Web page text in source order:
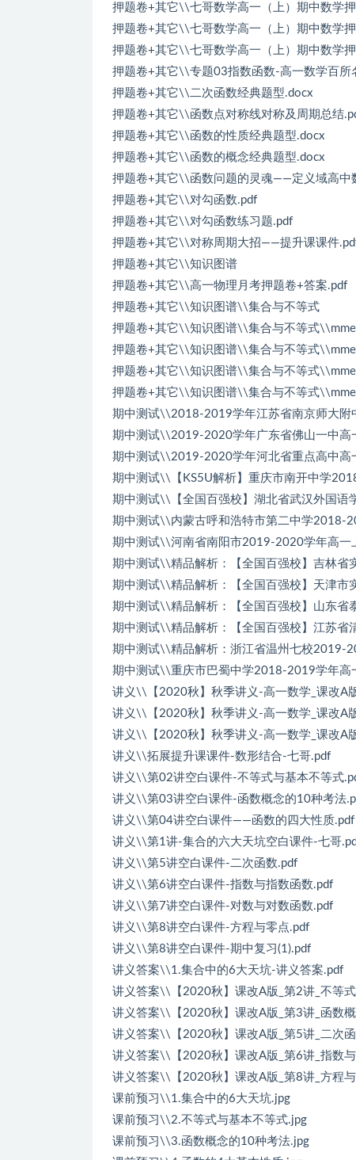
押题卷+其它\\七哥数学高一（上）期中数学
押题卷+其它\\七哥数学高一（上）期中数学
押题卷+其它\\七哥数学高一（上）期中数学
押题卷+其它\\专题03指数函数-高一数学百
押题卷+其它\\二次函数经典题型.docx
押题卷+其它\\函数点对称线对称及周期总结
押题卷+其它\\函数的性质经典题型.docx
押题卷+其它\\函数的概念经典题型.docx
押题卷+其它\\函数问题的灵魂——定义域高中
押题卷+其它\\对勾函数.pdf
押题卷+其它\\对勾函数练习题.pdf
押题卷+其它\\对称周期大招——提升课课件
押题卷+其它\\知识图谱
押题卷+其它\\高一物理月考押题卷+答案.pdf
押题卷+其它\\知识图谱\\集合与不等式
押题卷+其它\\知识图谱\\集合与不等式
押题卷+其它\\知识图谱\\集合与不等式
押题卷+其它\\知识图谱\\集合与不等式
押题卷+其它\\知识图谱\\集合与不等式
期中测试\\2018-2019学年江苏省南京师大附
期中测试\\2019-2020学年广东省佛山一中高
期中测试\\2019-2020学年河北省重点高中高
期中测试\\【KS5U解析】重庆市南开中学
期中测试\\【全国百强校】湖北省武汉外国语
期中测试\\内蒙古呼和浩特市第二中学2018-
期中测试\\河南省南阳市2019-2020学年高一
期中测试\\精品解析：【全国百强校】吉林省
期中测试\\精品解析：【全国百强校】天津市
期中测试\\精品解析：【全国百强校】山东省
期中测试\\精品解析：【全国百强校】江苏省
期中测试\\精品解析：浙江省温州七校2019-
期中测试\\重庆市巴蜀中学2018-2019学年高
讲义\\【2020秋】秋季讲义-高一数学_课改A
讲义\\【2020秋】秋季讲义-高一数学_课改A
讲义\\【2020秋】秋季讲义-高一数学_课改A
讲义\\拓展提升课课件-数形结合-七哥.pdf
讲义\\第02讲空白课件-不等式与基本不等式
讲义\\第03讲空白课件-函数概念的10种考法
讲义\\第04讲空白课件——函数的四大性质.pdf
讲义\\第1讲-集合的六大天坑空白课件-七哥
讲义\\第5讲空白课件-二次函数.pdf
讲义\\第6讲空白课件-指数与指数函数.pdf
讲义\\第7讲空白课件-对数与对数函数.pdf
讲义\\第8讲空白课件-方程与零点.pdf
讲义\\第8讲空白课件-期中复习(1).pdf
讲义答案\\1.集合中的6大天坑-讲义答案.pdf
讲义答案\\【2020秋】课改A版_第2讲_不等
讲义答案\\【2020秋】课改A版_第3讲_函数
讲义答案\\【2020秋】课改A版_第5讲_二次
讲义答案\\【2020秋】课改A版_第6讲_指数
讲义答案\\【2020秋】课改A版_第8讲_方程
课前预习\\1.集合中的6大天坑.jpg
课前预习\\2.不等式与基本不等式.jpg
课前预习\\3.函数概念的10种考法.jpg